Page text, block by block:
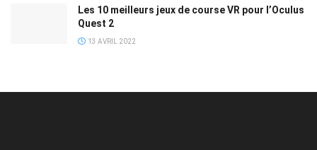
Les 10 meilleurs jeux de course VR pour l’Oculus
Quest 2
13 AVRIL 2022